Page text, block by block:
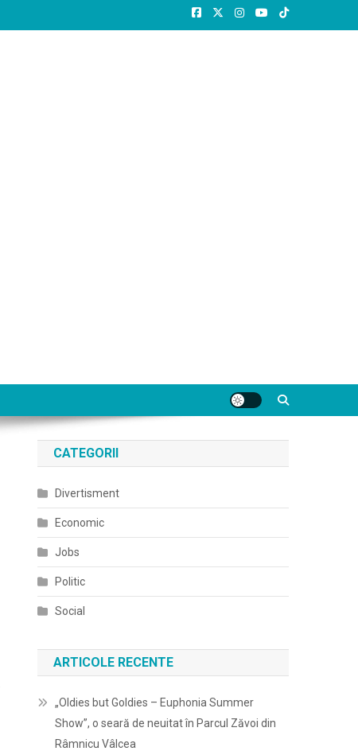
CATEGORII
Divertisment
Economic
Jobs
Politic
Social
ARTICOLE RECENTE
„Oldies but Goldies – Euphonia Summer
Show”, o seară de neuitat în Parcul Zăvoi din
Râmnicu Vâlcea